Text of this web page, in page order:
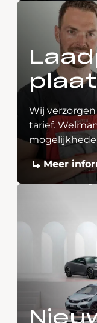
Wij
tarief.
Meer